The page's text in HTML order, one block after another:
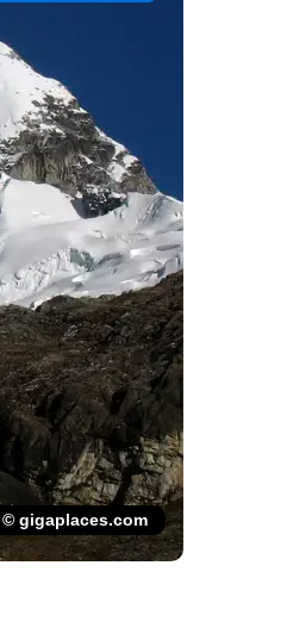
© gigaplaces.com